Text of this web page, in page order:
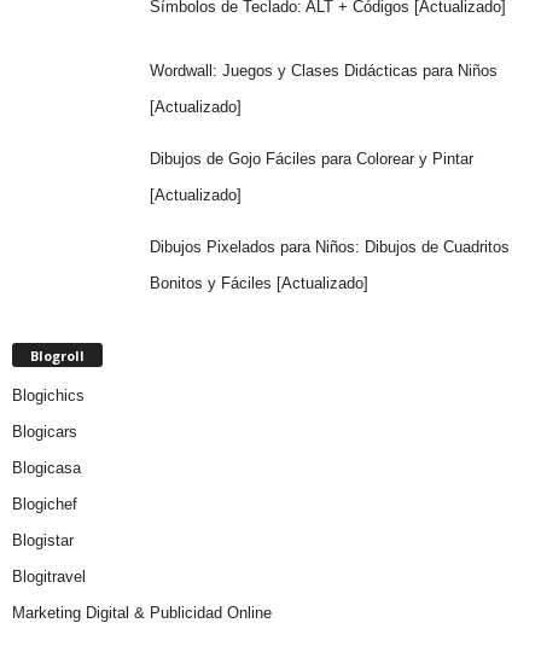
Símbolos de Teclado: ALT + Códigos [Actualizado]
Wordwall: Juegos y Clases Didácticas para Niños
[Actualizado]
Dibujos de Gojo Fáciles para Colorear y Pintar
[Actualizado]
Dibujos Pixelados para Niños: Dibujos de Cuadritos
Bonitos y Fáciles [Actualizado]
Blogroll
Blogichics
Blogicars
Blogicasa
Blogichef
Blogistar
Blogitravel
Marketing Digital & Publicidad Online